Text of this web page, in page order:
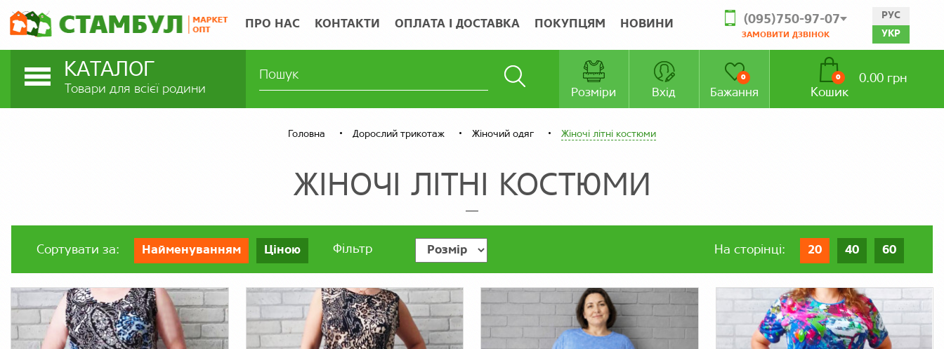
ПРО НАС КОНТАКТИ ОПЛАТА І ДОСТАВКА ПОКУПЦЯМ НОВИНИ (095)750-97-07
ЗАМОВИТИ ДЗВІНОК
РУС
УКР
КАТАЛОГ
Товари для всієї родини Розміри Вхід Бажання
0
Кошик
0 0.00 грн
Головна Дорослий трикотаж Жіночий одяг Жіночі літні костюми
ЖІНОЧІ ЛІТНІ КОСТЮМИ
Сортувати за: Найменуванням Ціною Фільтр На сторінці: 20 40 60